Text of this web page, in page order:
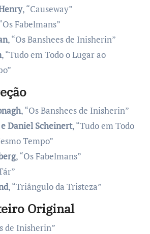
, “Causeway”
Fabelmans”
, “Os Banshees de Inisherin”
, “Tudo em Todo o Lugar ao
, “Os Banshees de Inisherin”
Daniel Scheinert, “Tudo em Todo
Tempo”
, “Os Fabelmans”
, “Triângulo da Tristeza”
Original
de Inisherin”